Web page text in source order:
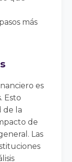
más
es
Esto
de la
de
Las